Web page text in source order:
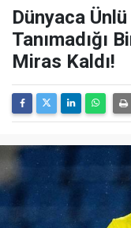
Dünyaca
Tanımadığı
Miras Kaldı!